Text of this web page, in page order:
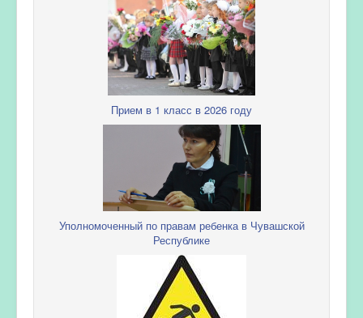
Прием в 1 класс в 2026 году
Уполномоченный по правам ребенка в Чувашской
Республике